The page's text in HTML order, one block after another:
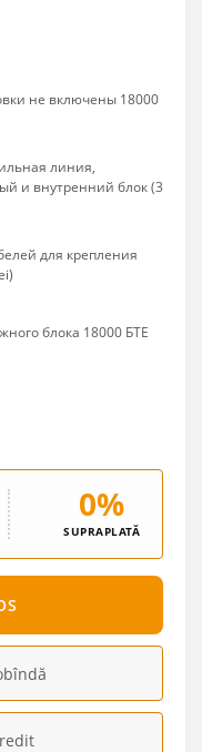
не включены 18000
линия,
и внутренний блок (3
для крепления
блока 18000 БТЕ
0%
SUPRAPLATĂ